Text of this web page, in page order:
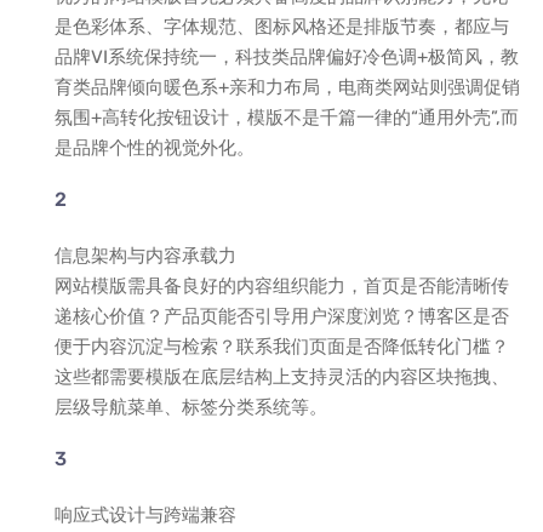
是色彩体系、字体规范、图标风格还是排版节奏，都应与
品牌VI系统保持统一，科技类品牌偏好冷色调+极简风，教
育类品牌倾向暖色系+亲和力布局，电商类网站则强调促销
氛围+高转化按钮设计，模版不是千篇一律的“通用外壳”,而
是品牌个性的视觉外化。
信息架构与内容承载力
网站模版需具备良好的内容组织能力，首页是否能清晰传
递核心价值？产品页能否引导用户深度浏览？博客区是否
便于内容沉淀与检索？联系我们页面是否降低转化门槛？
这些都需要模版在底层结构上支持灵活的内容区块拖拽、
层级导航菜单、标签分类系统等。
响应式设计与跨端兼容